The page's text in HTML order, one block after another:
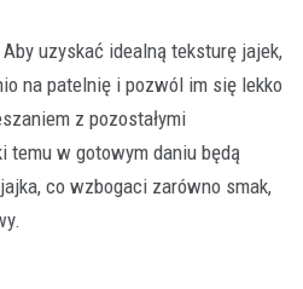
Aby uzyskać idealną teksturę jajek,
na patelnię i pozwól im się lekko
z pozostałymi
temu w gotowym daniu będą
co wzbogaci zarówno smak,